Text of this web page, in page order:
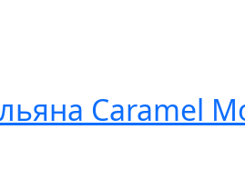
Caramel